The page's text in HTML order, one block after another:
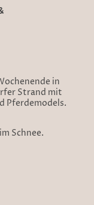
in
Strand mit
Pferdemodels.
Schnee.